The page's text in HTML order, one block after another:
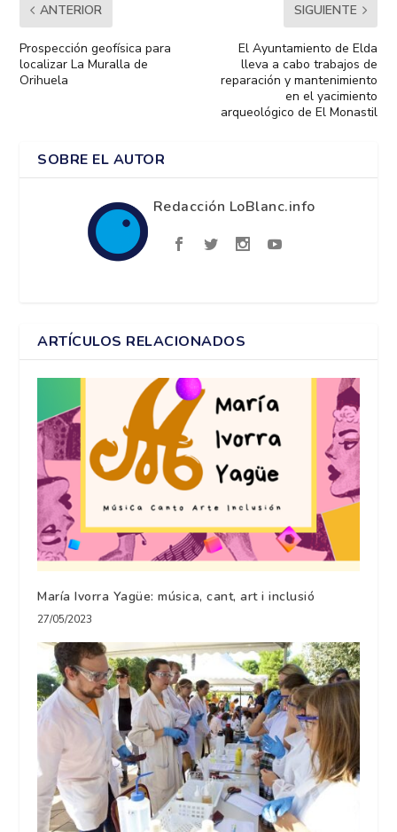
ANTERIOR
Prospección geofísica para
localizar La Muralla de
Orihuela
SIGUIENTE
El Ayuntamiento de Elda
lleva a cabo trabajos de
reparación y mantenimiento
en el yacimiento
arqueológico de El Monastil
SOBRE EL AUTOR
Redacción LoBlanc.info
ARTÍCULOS RELACIONADOS
María Ivorra Yagüe: música, cant, art i inclusió
27/05/2023